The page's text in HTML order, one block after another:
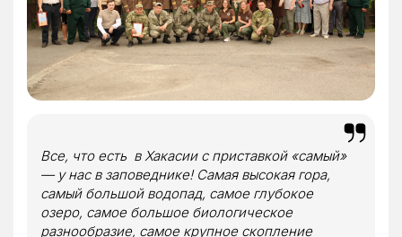
Все, что есть в Хакасии с приставкой «самый»
— у нас в заповеднике! Самая высокая гора,
самый большой водопад, самое глубокое
озеро, самое большое биологическое
разнообразие, самое крупное скопление